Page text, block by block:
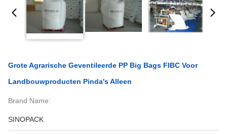
Grote Agrarische Geventileerde PP Big Bags FIBC Voor
Landbouwproducten Pinda's Alleen
Brand Name:
SINOPACK